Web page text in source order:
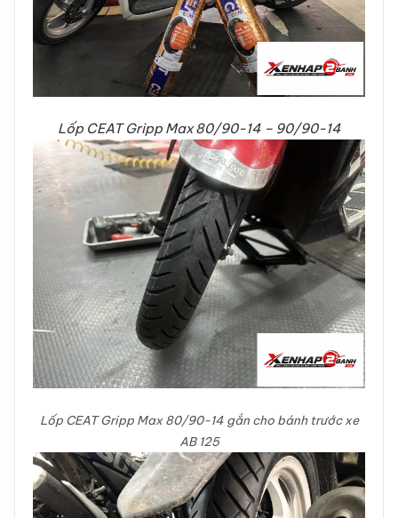
Lốp CEAT Gripp Max 80/90-14 – 90/90-14
Lốp CEAT Gripp Max 80/90-14 gắn cho bánh trước xe
AB 125